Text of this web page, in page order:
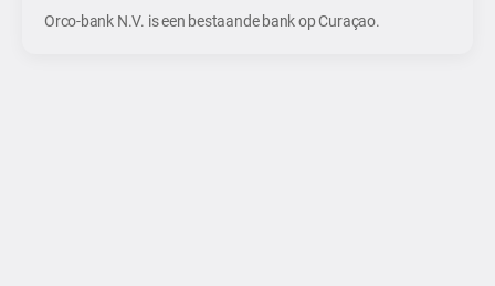
Orco-bank N.V. is een bestaande bank op Curaçao.